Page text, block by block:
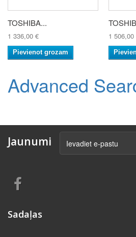
TOSHIBA...
1 336,00 €
Pievienot grozam
1 506,00
Advanced
Jaunumi
Sadaļas